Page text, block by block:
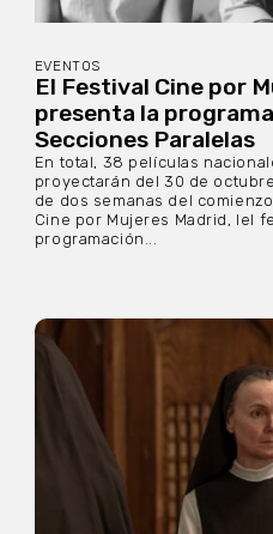
EVENTOS
El Festival Cine por
presenta la
Secciones Paralelas
En total, 38 películas
proyectarán del 30 de
de dos semanas del
Cine por Mujeres Madrid, lel
programación...